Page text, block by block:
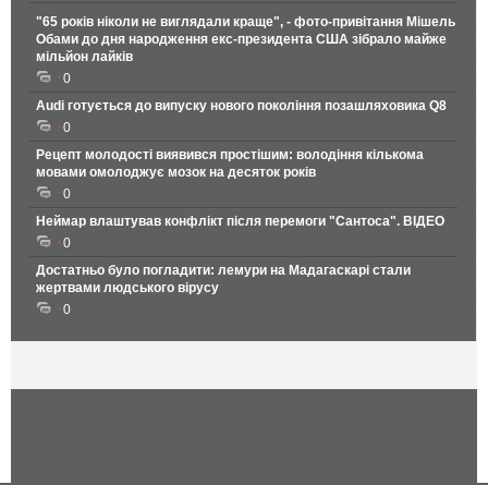
"65 років ніколи не виглядали краще", - фото-привітання Мішель
Обами до дня народження екс-президента США зібрало майже
мільйон лайків
0
Audi готується до випуску нового покоління позашляховика Q8
0
Рецепт молодості виявився простішим: володіння кількома
мовами омолоджує мозок на десяток років
0
Неймар влаштував конфлікт після перемоги "Сантоса". ВІДЕО
0
Достатньо було погладити: лемури на Мадагаскарі стали
жертвами людського вірусу
0